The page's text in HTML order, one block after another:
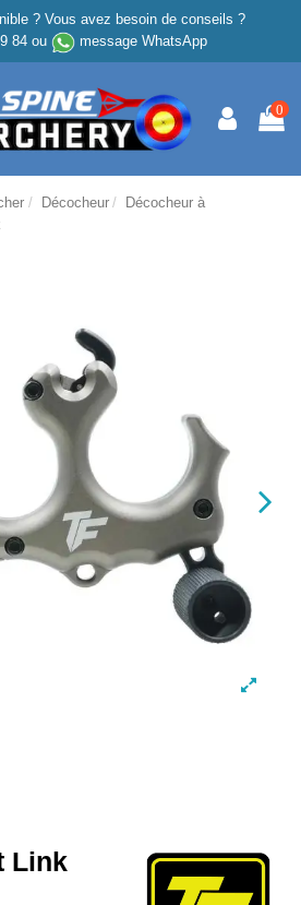
? Vous avez besoin de conseils ?
84ou message WhatsApp
0
Décocheur
Décocheur à
Link